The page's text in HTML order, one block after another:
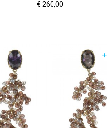
€ 260,00
+